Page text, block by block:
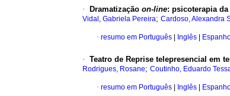
· Dramatização on-line: psicoterapia
Vidal, Gabriela Pereira; Cardoso, Alexandra
· resumo em Português Inglês
· Teatro de Reprise telepresencial em
Rodrigues, Rosane; Coutinho, Eduardo
· resumo em Português Inglês